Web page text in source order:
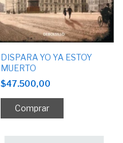
DISPARA YO YA ESTOY
MUERTO
$47.500,00